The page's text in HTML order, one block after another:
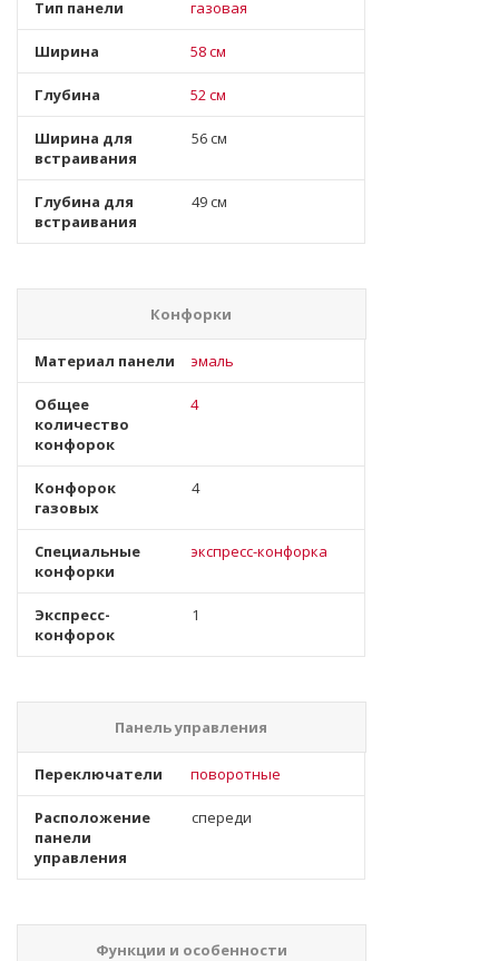
Тип панели газовая
Ширина 58 см
Глубина 52 см
Ширина для
встраивания
56 см
Глубина для
встраивания
49 см
Конфорки
Материал панели эмаль
Общее
количество
конфорок
4
Конфорок
газовых
4
Специальные
конфорки
экспресс-конфорка
Экспресс-
конфорок
1
Панель управления
Переключатели поворотные
Расположение
панели
управления
спереди
Функции и особенности